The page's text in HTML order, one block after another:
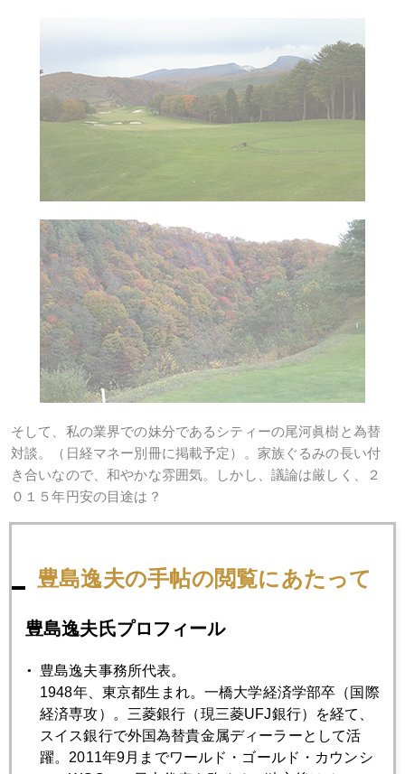
そして、私の業界での妹分であるシティーの尾河眞樹と為替
対談。（日経マネー別冊に掲載予定）。家族ぐるみの長い付
き合いなので、和やかな雰囲気。しかし、議論は厳しく、２
０１５年円安の目途は？
彼女とは１１月にも日経ＣＮＢＣのトレーダーズ・バーとい
豊島逸夫の手帖の閲覧にあたって
豊島逸夫氏プロフィール
豊島逸夫事務所代表。
1948年、東京都生まれ。一橋大学経済学部卒（国際
経済専攻）。三菱銀行（現三菱UFJ銀行）を経て、
スイス銀行で外国為替貴金属ディーラーとして活
躍。2011年9月までワールド・ゴールド・カウンシ